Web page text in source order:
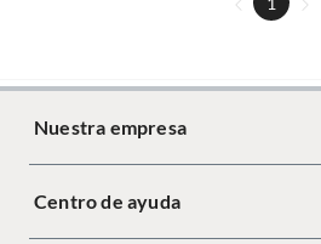
Nuestra empresa
Centro de ayuda